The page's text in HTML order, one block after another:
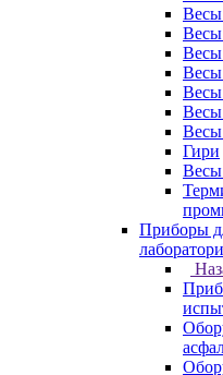
Весы
Весы
Весы
Гири
Приборы